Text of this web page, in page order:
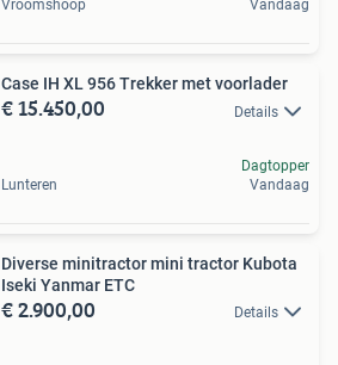
Vroomshoop
Vandaag
Case IH XL 956 Trekker met voorlader
€ 15.450,00 Details
Lunteren
Dagtopper
Vandaag
Diverse minitractor mini tractor Kubota
Iseki Yanmar ETC
€ 2.900,00 Details